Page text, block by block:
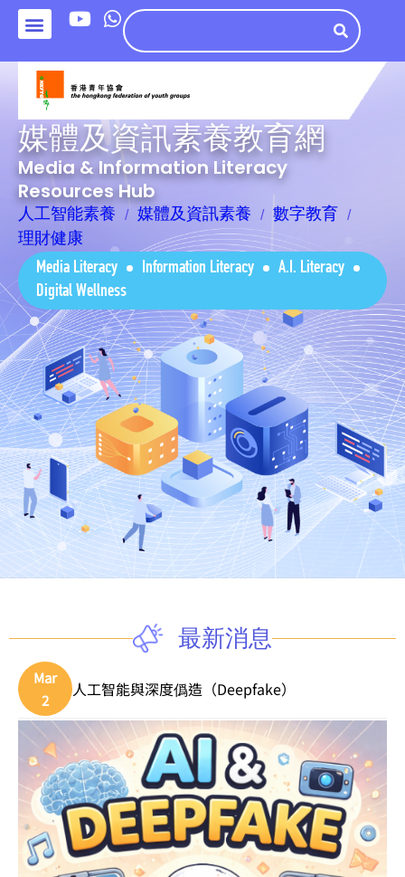
媒體及資訊素養教育網
Media & Information Literacy
Resources Hub
人工智能素養 媒體及資訊素養
數字教育
理財健康
Media Literacy Information Literacy
A.I. Literacy
Digital Wellness
最新消息
Mar
2
人工智能與深度僞造（Deepfake）